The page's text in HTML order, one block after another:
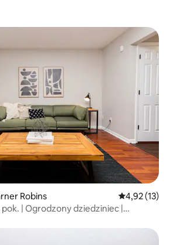
Robins Średnia
4,92 (13)
| Ogrodzony dziedziniec |